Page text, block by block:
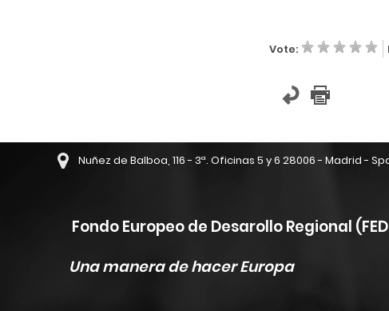
Vote:
Nuñez de Balboa, 116 - 3ª. Oficinas 5 y 6 28006 - Madrid -
Fondo Europeo de Desarollo Regional
Una manera de hacer Europa